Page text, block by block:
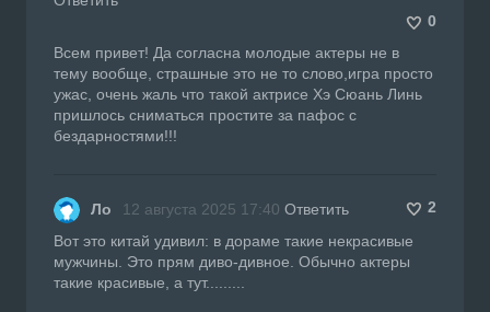
0
Всем привет! Да согласна молодые актеры не в
тему вообще, страшные это не то слово,игра просто
ужас, очень жаль что такой актрисе Хэ Сюань Линь
пришлось сниматься простите за пафос с
бездарностями!!!
Ло 12 августа 2025 17:40 Ответить
2
Вот это китай удивил: в дораме такие некрасивые
мужчины. Это прям диво-дивное. Обычно актеры
такие красивые, а тут.........